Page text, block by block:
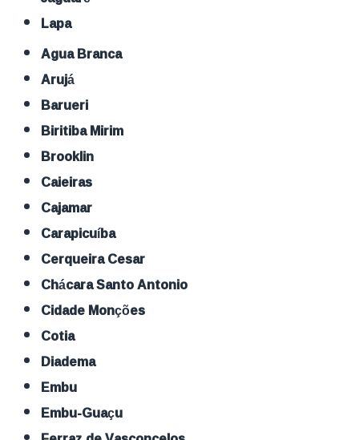
Lapa
Agua Branca
Arujá
Barueri
Biritiba Mirim
Brooklin
Caieiras
Cajamar
Carapicuíba
Cerqueira Cesar
Chácara Santo Antonio
Cidade Monções
Cotia
Diadema
Embu
Embu-Guaçu